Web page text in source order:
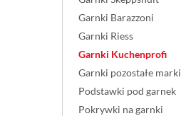
Garnki Barazzoni
Garnki Riess
Garnki Kuchenprofi
Garnki pozostałe marki
Podstawki pod garnek
Pokrywki na garnki